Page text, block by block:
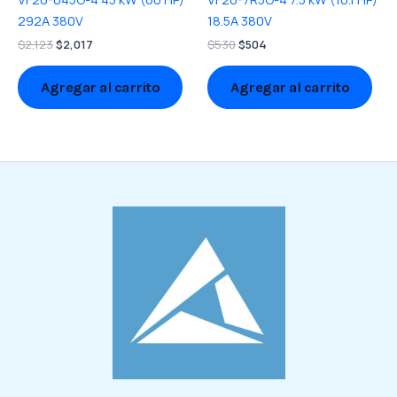
292A 380V
$2,123$2,017
Agregar al carrito
18.5A 380V
$530$504
Agregar al carrito